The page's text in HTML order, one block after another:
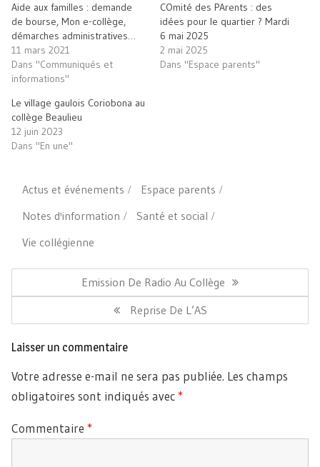
ami(ouvre
dans
nouvelle
fenêtre)
Aide aux familles : demande
de bourse, Mon e-collège,
démarches administratives…
11 mars 2021
Dans "Communiqués et
informations"
COmité des PArents : des
idées pour le quartier ? Mardi
6 mai 2025
2 mai 2025
Dans "Espace parents"
Le village gaulois Coriobona au
collège Beaulieu
12 juin 2023
Dans "En une"
Actus et événements
Espace parents
Notes d'information
Santé et social
Vie collégienne
Navigation
l’article
Article
Précédent:
Emission De Radio Au Collège
Article
Suivant:
Reprise De L’AS
Laisser un commentaire
Votre adresse e-mail ne sera pas publiée. Les champs
obligatoires sont indiqués avec*
Commentaire *